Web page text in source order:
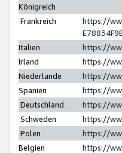
Königreich
Frankreich
https://
Italien
https://
Irland
https://
Niederlande
https://
Spanien
https://
Deutschland
https://
Schweden
https://
Polen
https://
Belgien
https://